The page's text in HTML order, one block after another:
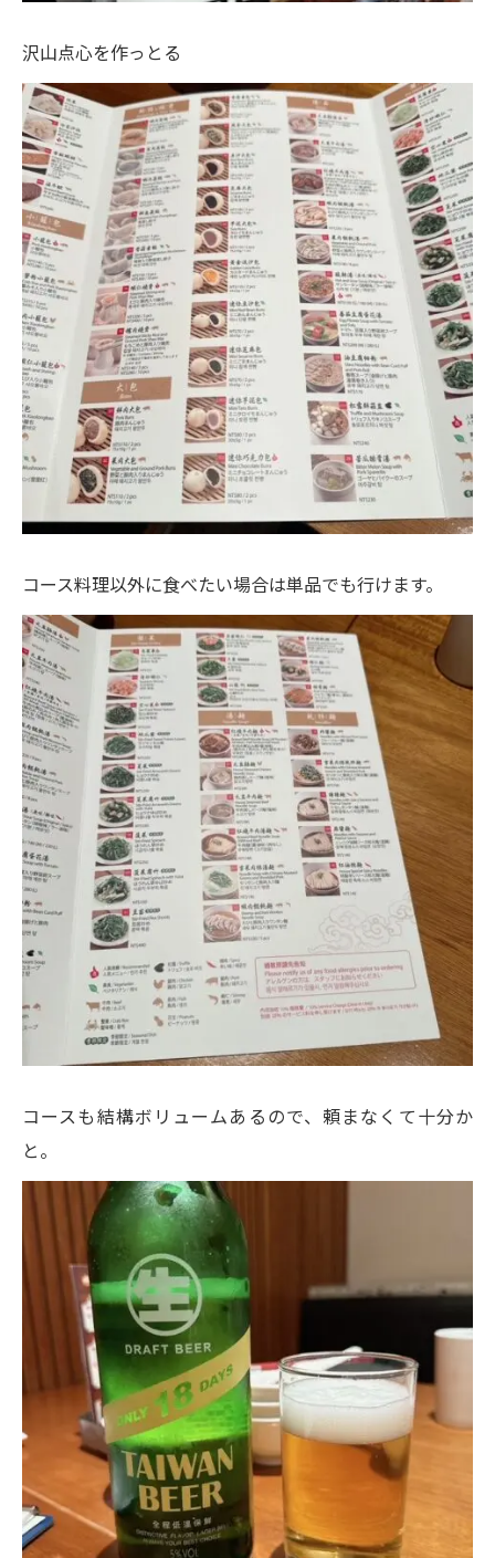
沢山点心を作っとる
コース料理以外に食べたい場合は単品でも行けます。
コースも結構ボリュームあるので、頼まなくて十分か
と。